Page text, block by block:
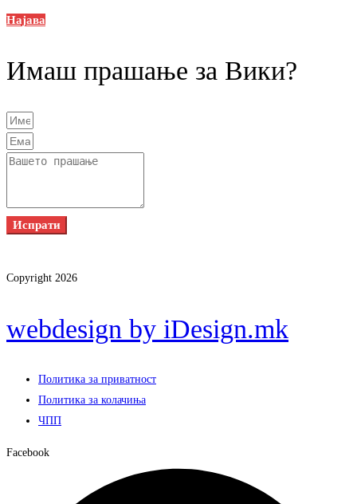
Најава
Имаш прашање за Вики?
Испрати
Copyright 2026
webdesign by iDesign.mk
Политика за приватност
Политика за колачиња
ЧПП
Facebook